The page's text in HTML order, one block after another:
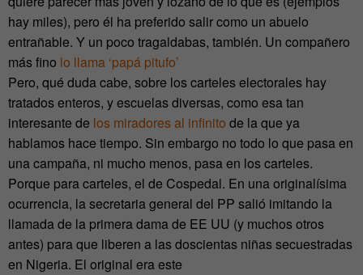
hay miles), pero él ha preferido salir como un abuelo
entrañable. Y un poco tragaldabas, también. Un compañero
más fino lo llama ‘papá pitufo’
Pero, qué duda cabe, sobre los carteles electorales hay
tratados enteros, y escuelas diversas, como esa tan
interesante de los miradores al infinito de la que ya
hablamos hace tiempo. Sin embargo no todo lo que pasa en
una campaña, ni mucho menos, pasa en los carteles.
Porque para carteles, el de Cospedal. En una originalísima
ocurrencia, la secretaria general del PP salió imitando la
llamada de la primera dama de EE UU (y muchos otros
antes) para que liberen a las doscientas niñas secuestradas
en Nigeria. El original era este